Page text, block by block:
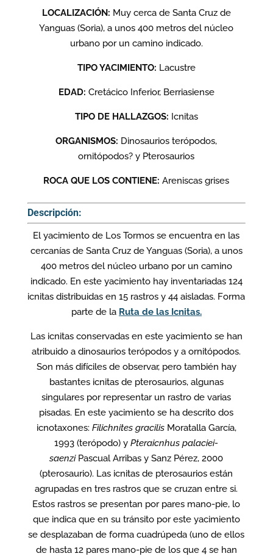
Soria
LOCALIZACIÓN: Muy cerca de Santa Cruz de
Yanguas (Soria), a unos 400 metros del núcleo
urbano por un camino indicado.
TIPO YACIMIENTO: Lacustre
EDAD: Cretácico Inferior, Berriasiense
TIPO DE HALLAZGOS: Icnitas
ORGANISMOS: Dinosaurios terópodos,
ornitópodos? y Pterosaurios
ROCA QUE LOS CONTIENE:Areniscas grises
Descripción:
El yacimiento de Los Tormos se encuentra en las
cercanías de Santa Cruz de Yanguas (Soria), a unos
400 metros del núcleo urbano por un camino
indicado. En este yacimiento hay inventariadas 124
icnitas distribuidas en 15 rastros y 44 aisladas. Forma
parte de la Ruta de las Icnitas.
Las icnitas conservadas en este yacimiento se han
atribuido a dinosaurios terópodos y a ornitópodos.
Son más difíciles de observar, pero también hay
bastantes icnitas de pterosaurios, algunas
singulares por representar un rastro de varias
pisadas. En este yacimiento se ha descrito dos
icnotaxones: Filichnites gracilis Moratalla García,
1993 (terópodo) yPteraicnhus palaciei-
saenzi Pascual Arribas y Sanz Pérez, 2000
(pterosaurio). Las icnitas de pterosaurios están
agrupadas en tres rastros que se cruzan entre si.
Estos rastros se presentan por pares mano-pie, lo
que indica que en su tránsito por este yacimiento
se desplazaban de forma cuadrúpeda (uno de ellos
de hasta 12 pares mano-pie de los que 4 se han